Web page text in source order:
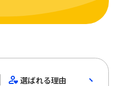
選ばれる理由